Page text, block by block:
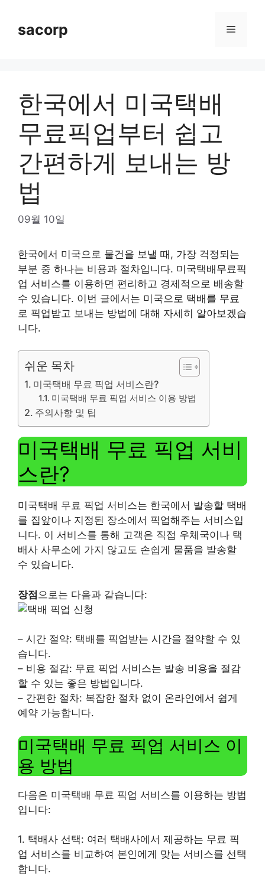
contentsacorp Menu
한국에서 미국택배
무료픽업부터 쉽고
간편하게 보내는 방
법
09월 10일
한국에서 미국으로 물건을 보낼 때, 가장 걱정되는
부분 중 하나는 비용과 절차입니다. 미국택배무료픽
업 서비스를 이용하면 편리하고 경제적으로 배송할
수 있습니다. 이번 글에서는 미국으로 택배를 무료
로 픽업받고 보내는 방법에 대해 자세히 알아보겠습
니다.
쉬운 목차
미국택배 무료 픽업 서비스란?
미국택배 무료 픽업 서비스 이용 방법
주의사항 및 팁
미국택배 무료 픽업 서비
스란?
미국택배 무료 픽업 서비스는 한국에서 발송할 택배
를 집앞이나 지정된 장소에서 픽업해주는 서비스입
니다. 이 서비스를 통해 고객은 직접 우체국이나 택
배사 사무소에 가지 않고도 손쉽게 물품을 발송할
수 있습니다.
장점 으로는 다음과 같습니다:
– 시간 절약: 택배를 픽업받는 시간을 절약할 수 있
습니다.
– 비용 절감: 무료 픽업 서비스는 발송 비용을 절감
할 수 있는 좋은 방법입니다.
– 간편한 절차: 복잡한 절차 없이 온라인에서 쉽게
예약 가능합니다.
미국택배 무료 픽업 서비스 이
용 방법
다음은 미국택배 무료 픽업 서비스를 이용하는 방법
입니다:
1. 택배사 선택: 여러 택배사에서 제공하는 무료 픽
업 서비스를 비교하여 본인에게 맞는 서비스를 선택
합니다.